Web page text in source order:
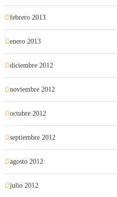
febrero 2013
enero 2013
diciembre 2012
noviembre 2012
octubre 2012
septiembre 2012
agosto 2012
julio 2012